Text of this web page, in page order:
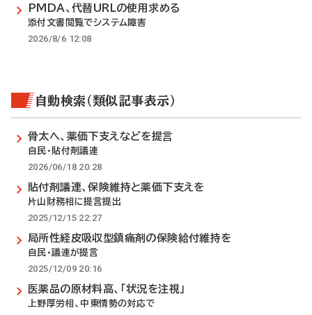
PMDA、代替URLの使用求める
添付文書閲覧でシステム障害
2026/8/6 12:08
自動検索（類似記事表示）
骨太へ、薬価下支えなどを提言
自民・貼付剤議連
2026/06/18 20:28
貼付剤議連、保険維持と薬価下支えを
片山財務相に提言提出
2025/12/15 22:27
局所性経皮吸収型鎮痛剤の保険給付維持を
自民・議連が提言
2025/12/09 20:16
医薬品の原材料高、「状況を注視」
上野厚労相、中東情勢の対応で